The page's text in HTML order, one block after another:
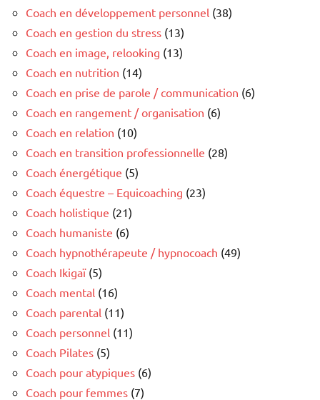
Coach en développement personnel (38)
Coach en gestion du stress (13)
Coach en image, relooking (13)
Coach en nutrition (14)
Coach en prise de parole / communication (6)
Coach en rangement / organisation (6)
Coach en relation (10)
Coach en transition professionnelle (28)
Coach énergétique (5)
Coach équestre – Equicoaching (23)
Coach holistique (21)
Coach humaniste (6)
Coach hypnothérapeute / hypnocoach (49)
Coach Ikigaï(5)
Coach mental (16)
Coach parental (11)
Coach personnel (11)
Coach Pilates (5)
Coach pour atypiques (6)
Coach pour femmes (7)